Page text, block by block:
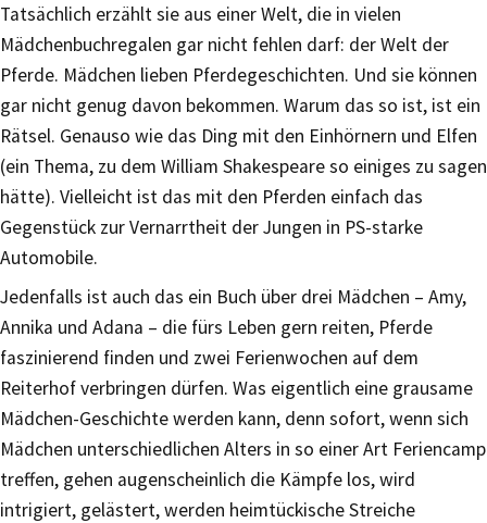
Tatsächlich erzählt sie aus einer Welt, die in vielen
Mädchenbuchregalen gar nicht fehlen darf: der Welt der
Pferde. Mädchen lieben Pferdegeschichten. Und sie können
gar nicht genug davon bekommen. Warum das so ist, ist ein
Rätsel. Genauso wie das Ding mit den Einhörnern und Elfen
(ein Thema, zu dem William Shakespeare so einiges zu sagen
hätte). Vielleicht ist das mit den Pferden einfach das
Gegenstück zur Vernarrtheit der Jungen in PS-starke
Automobile.
Jedenfalls ist auch das ein Buch über drei Mädchen – Amy,
Annika und Adana – die fürs Leben gern reiten, Pferde
faszinierend finden und zwei Ferienwochen auf dem
Reiterhof verbringen dürfen. Was eigentlich eine grausame
Mädchen-Geschichte werden kann, denn sofort, wenn sich
Mädchen unterschiedlichen Alters in so einer Art Feriencamp
treffen, gehen augenscheinlich die Kämpfe los, wird
intrigiert, gelästert, werden heimtückische Streiche